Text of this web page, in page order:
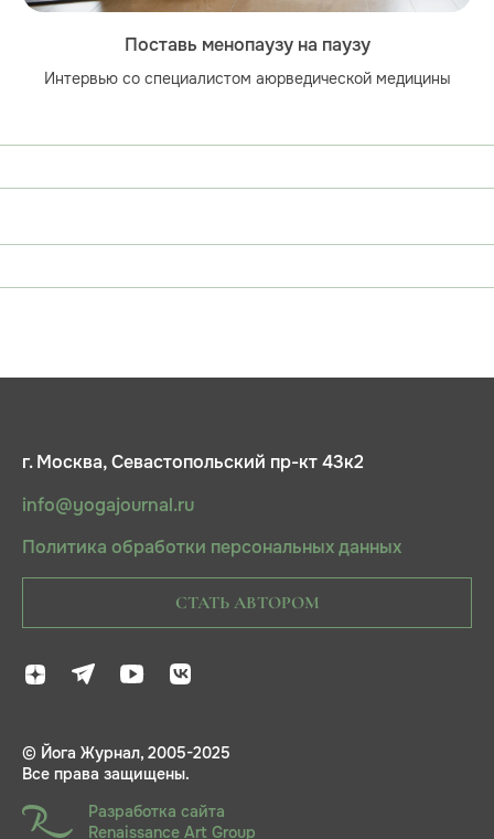
Поставь менопаузу на паузу
Интервью со специалистом аюрведической медицины
г. Москва, Севастопольский пр-кт 43к2
info@yogajournal.ru
Политика обработки персональных данных
СТАТЬ АВТОРОМ
© Йога Журнал, 2005-2025
Все права защищены.
Разработка сайта
Renaissance Art Group